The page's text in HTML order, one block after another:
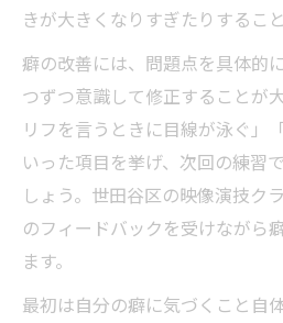
きが大きくなりすぎたりするこ
癖の改善には、問題点を具体的
つずつ意識して修正することが
リフを言うときに目線が泳ぐ」
いった項目を挙げ、次回の練習
しょう。世田谷区の映像演技ク
のフィードバックを受けながら
ます。
最初は自分の癖に気づくこと自